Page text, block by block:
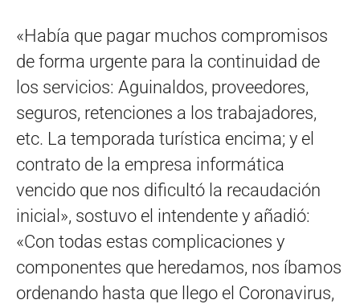
«Había que pagar muchos compromisos
de forma urgente para la continuidad de
los servicios: Aguinaldos, proveedores,
seguros, retenciones a los trabajadores,
etc. La temporada turística encima; y el
contrato de la empresa informática
vencido que nos dificultó la recaudación
inicial», sostuvo el intendente y añadió:
«Con todas estas complicaciones y
componentes que heredamos, nos íbamos
ordenando hasta que llego el Coronavirus,